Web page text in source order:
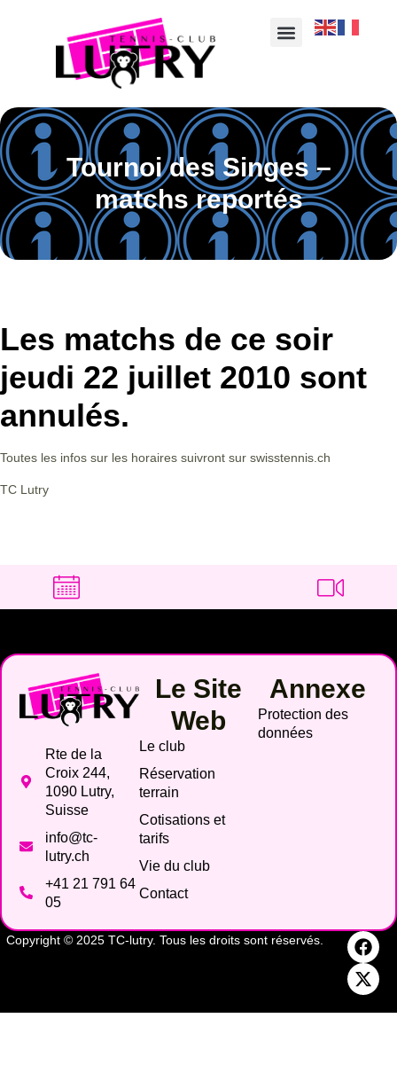
Tournoi des Singes –
matchs reportés
Les matchs de ce soir
jeudi 22 juillet 2010 sont
annulés.
Toutes les infos sur les horaires suivront sur swisstennis.ch
TC Lutry
Rte de la
Croix 244,
1090 Lutry,
Suisse
info@tc-
lutry.ch
+41 21 791 64
05
Le Site
Web
Le club
Réservation
terrain
Cotisations et
tarifs
Vie du club
Contact
Annexe
Protection des
données
Copyright © 2025 TC-lutry. Tous les droits sont réservés.